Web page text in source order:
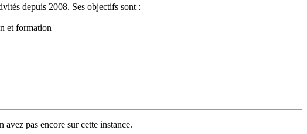
depuis 2008. Ses objectifs sont :
et formation
avez pas encore sur cette instance.